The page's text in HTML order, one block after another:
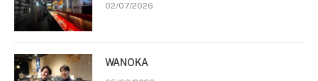
02/07/2026
WANOKA